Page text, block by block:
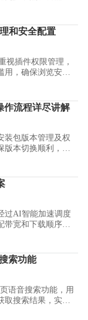
和安全配置
视插件权限管理，
用，确保浏览安
作流程详尽讲解
装包版本管理及权
本切换顺利，同
过AI智能加速调度
宽和下载顺序，
索功能
语音搜索功能，用
取搜索结果，实现